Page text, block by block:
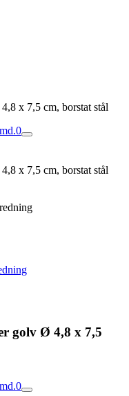
x 7,5 cm, borstat stål
0
x 7,5 cm, borstat stål
golv Ø 4,8 x 7,5
0